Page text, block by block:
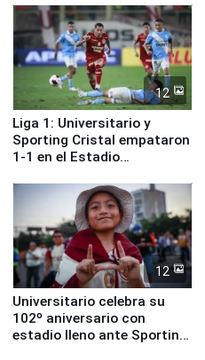
12
Liga 1: Universitario y
Sporting Cristal empataron
1-1 en el Estadio
12
Universitario celebra su
102º aniversario con
estadio lleno ante Sporting